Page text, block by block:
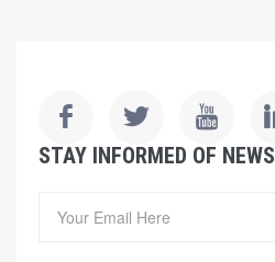
STAY INFORMED OF